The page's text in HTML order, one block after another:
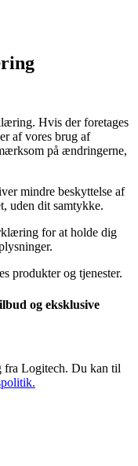
Hvis der foretages
af vores brug af
på ændringerne,
mindre beskyttelse af
uden dit samtykke.
for at holde dig
produkter og tjenester.
og eksklusive
fra Logitech. Du kan til